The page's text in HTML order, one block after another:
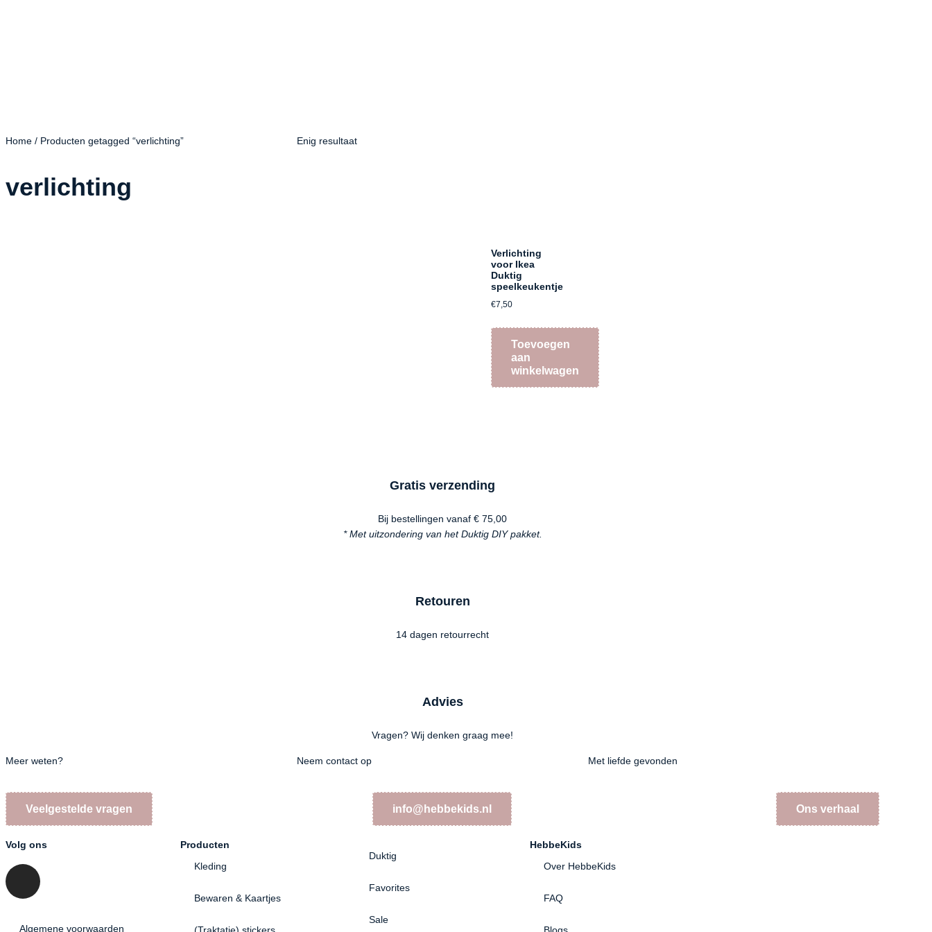
Home / Producten getagged “verlichting”
verlichting
Enig resultaat
Verlichting
voor Ikea
Duktig
speelkeukentje
€7,50
Toevoegen
aan
winkelwagen
Gratis verzending
Bij bestellingen vanaf € 75,00
* Met uitzondering van het Duktig DIY pakket.
Retouren
14 dagen retourrecht
Advies
Vragen? Wij denken graag mee!
Meer weten?
Veelgestelde vragen
Neem contact op
info@hebbekids.nl
Met liefde gevonden
Ons verhaal
Volg ons
Algemene voorwaarden
Producten
Kleding
Bewaren & Kaartjes
Duktig
Favorites
Sale
HebbeKids
Over HebbeKids
FAQ